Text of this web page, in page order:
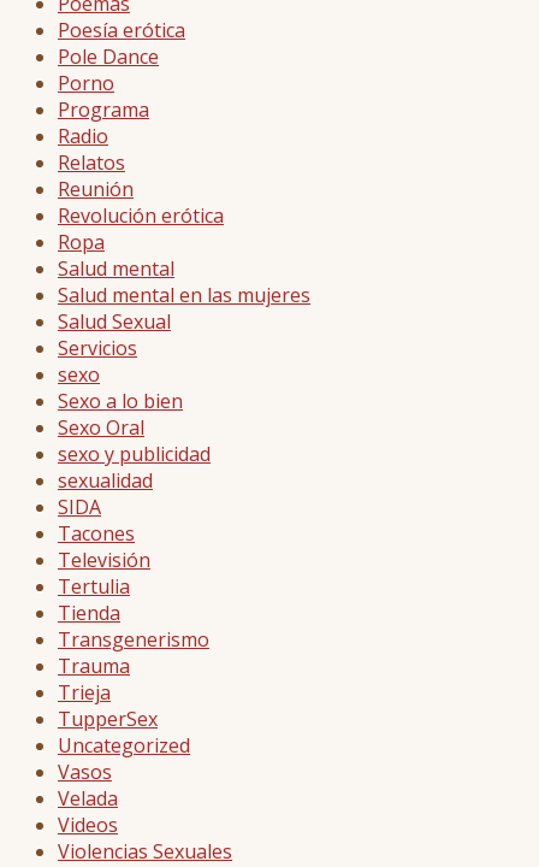
Poesía erótica
Pole Dance
Porno
Programa
Radio
Relatos
Reunión
Revolución erótica
Ropa
Salud mental
Salud mental en las mujeres
Salud Sexual
Servicios
sexo
Sexo a lo bien
Sexo Oral
sexo y publicidad
sexualidad
SIDA
Tacones
Televisión
Tertulia
Tienda
Transgenerismo
Trauma
Trieja
TupperSex
Uncategorized
Vasos
Velada
Videos
Violencias Sexuales